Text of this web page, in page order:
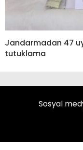
Jandarmadan 47
tutuklama
Sosyal